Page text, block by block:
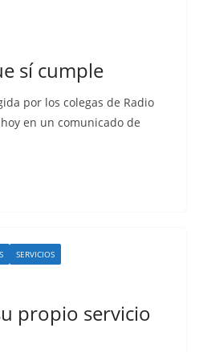
sí cumple
por los colegas de Radio
en un comunicado de
SERVICIOS
propio servicio